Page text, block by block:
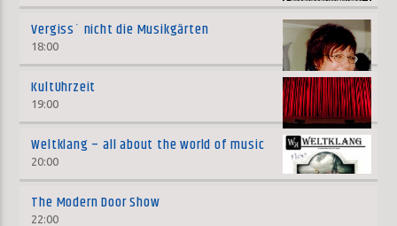
Vergiss´ nicht die Musikgärten
18:00
KultUhrzeit
19:00
Weltklang – all about the world of music
20:00
The Modern Door Show
22:00